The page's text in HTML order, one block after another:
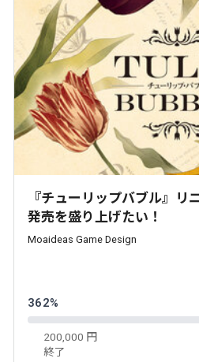
『チューリップバブル』リ
発売を盛り上げたい！
Moaideas Game Design
362%
200,000 円
終了